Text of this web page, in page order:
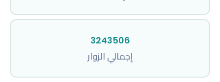
3243506
إجمالي الزوار